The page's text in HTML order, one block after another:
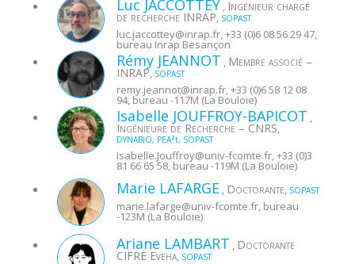
Luc JACCOTTEY Ingénieur chargé
de recherche INRAP SOPAST
luc.jaccottey@inrap.fr, +33 (0)6 08 56 29 47,
bureau Inrap Besançon
Rémy JEANNOT Membre associé –
INRAP, SOPAST
remy.jeannot@inrap.fr, +33 (0)6 58 12 08
94, bureau -117M (La Bouloie)
Isabelle JOUFFROY-BAPICOT
Ingénieure de Recherche – CNRS
DYNABIO, PEA²t, SOPAST
Isabelle.Jouffroy@univ-fcomte.fr, +33 (0)3
81 66 65 58, bureau -119M (La Bouloie)
Marie LAFARGE Doctorante SOPAST
marie.lafarge@univ-fcomte.fr, bureau
-123M (La Bouloie)
Ariane LAMBART Doctorante
CIFRE Eveha, SOPAST